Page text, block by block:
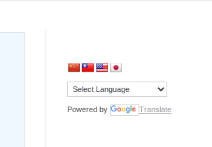
Powered by Translate